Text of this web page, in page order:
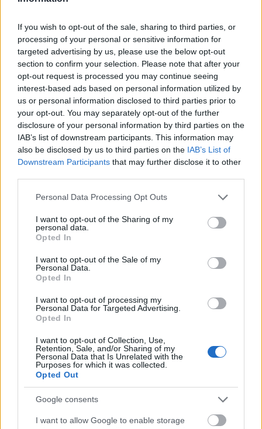
If you wish to opt-out of the sale, sharing to third parties, or
processing of your personal or sensitive information for
targeted advertising by us, please use the below opt-out
section to confirm your selection. Please note that after your
opt-out request is processed you may continue seeing
interest-based ads based on personal information utilized by
us or personal information disclosed to third parties prior to
your opt-out. You may separately opt-out of the further
disclosure of your personal information by third parties on the
IAB’s list of downstream participants. This information may
also be disclosed by us to third parties on the IAB’s List of
Downstream Participants that may further disclose it to other
Please note that this website/app uses one or more Google
not limited to your visit or usage behaviour. You may click to
grant or deny consent to Google and its third-party tags to
use your data for below specified purposes in below Google
consent section.
Personal Data Processing Opt Outs
I want to opt-out of the Sharing of my
personal data.
Opted In
I want to opt-out of the Sale of my
Personal Data.
Opted In
I want to opt-out of processing my
Personal Data for Targeted Advertising.
Opted In
I want to opt-out of Collection, Use,
Retention, Sale, and/or Sharing of my
Personal Data that Is Unrelated with the
Purposes for which it was collected.
Opted Out
Google consents
I want to allow Google to enable storage
Ηρακλής
Μπαρτσελόνα
Ρεάλ Μαδρίτης
Ατλέτικο Μαδρίτης
Μάντσεστερ Γιουνάιτεντ
Μάντσεστερ Σίτι
Λίβερπουλ
Τσέλσι
Γιουβέντους
Μίλαν
Ίντερ
Μπάγερν Μονάχου
της πεπτικής δυσφορίας που παρουσιάζουν, όπως
συμπτώματα είναι απογοητευτικά.
Ωστόσο, το να καταλάβετε γιατί συμβαίνει αυτό